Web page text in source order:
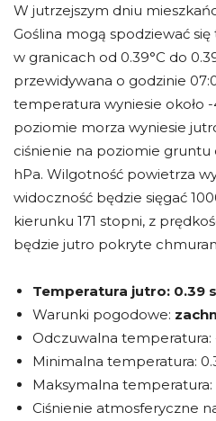
W jutrzejszym dniu
Goślina mogą spodziewać
w granicach od 0.39°C do
przewidywana o godzinie
temperatura wyniesie około -
poziomie morza wyniesie
ciśnienie na poziomie gruntu
hPa. Wilgotność powietrza
widoczność będzie sięgać
kierunku 171 stopni, z
będzie jutro pokryte
Temperatura jutro: 0.39
Warunki pogodowe:
Odczuwalna temperatura:
Minimalna temperatura:
Maksymalna temperatura:
Ciśnienie atmosferyczne